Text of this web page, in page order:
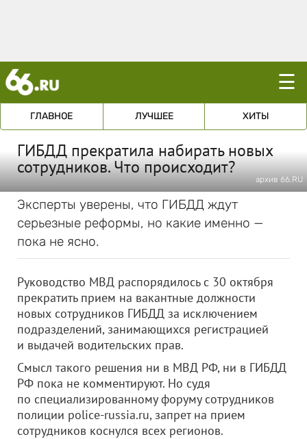
☰
ГЛАВНОЕ ЛУЧШЕЕ ХИТЫ
ГИБДД прекратила набирать новых
сотрудников. Что происходит?
архив 66.RU
Эксперты уверены, что ГИБДД ждут
серьезные реформы, но какие именно —
пока не ясно.
Руководство МВД распорядилось с 30 октября
прекратить прием на вакантные должности
новых сотрудников ГИБДД за исключением
подразделений, занимающихся регистрацией
и выдачей водительских прав.
Смысл такого решения ни в МВД РФ, ни в ГИБДД
РФ пока не комментируют. Но судя
по специализированному форуму сотрудников
полиции police-russia.ru, запрет на прием
сотрудников коснулся всех регионов.